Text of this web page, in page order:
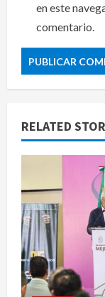
en este
comentario.
RELATED